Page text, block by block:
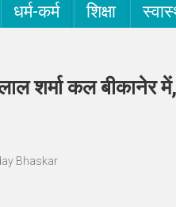
धर्म-कर्म शिक्षा
शर्मा कल बीकानेर
Bhaskar